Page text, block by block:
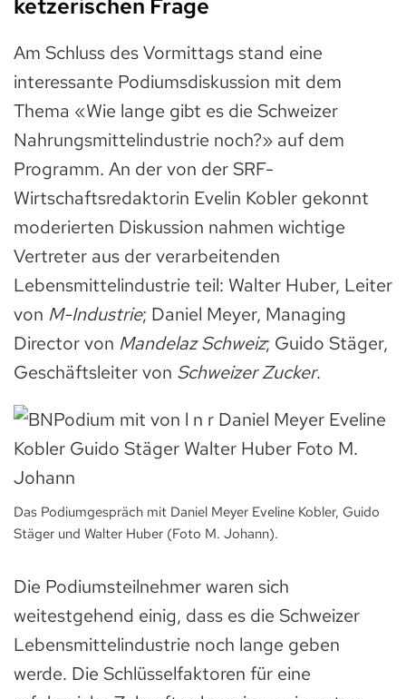
ketzerischen Frage
Am Schluss des Vormittags stand eine
interessante Podiumsdiskussion mit dem
Thema «Wie lange gibt es die Schweizer
Nahrungsmittelindustrie noch?» auf dem
Programm. An der von der SRF-
Wirtschaftsredaktorin Evelin Kobler gekonnt
moderierten Diskussion nahmen wichtige
Vertreter aus der verarbeitenden
Lebensmittelindustrie teil: Walter Huber, Leiter
von M-Industrie; Daniel Meyer, Managing
Director von Mandelaz Schweiz; Guido Stäger,
Geschäftsleiter von Schweizer Zucker.
Das Podiumgespräch mit Daniel Meyer Eveline Kobler, Guido
Stäger und Walter Huber (Foto M. Johann).
Die Podiumsteilnehmer waren sich
weitestgehend einig, dass es die Schweizer
Lebensmittelindustrie noch lange geben
werde. Die Schlüsselfaktoren für eine